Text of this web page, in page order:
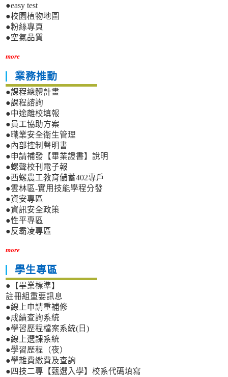
●easy test
●校園植物地圖
●粉絲專頁
●空氣品質
more
業務推動
●課程總體計畫
●課程諮詢
●中途離校填報
●員工協助方案
●職業安全衛生管理
●內部控制聲明書
●申請補發【畢業證書】說明
●螺聲校刊電子報
●西螺農工教育儲蓄402專戶
●雲林區-實用技能學程分發
●資安專區
●資訊安全政策
●性平專區
●反霸凌專區
more
學生專區
●【畢業標準】
註冊組重要訊息
●線上申請重補修
●成績查詢系統
●學習歷程檔案系統(日)
●線上選課系統
●學習歷程（夜）
●學雜費繳費及查詢
●四技二專【甄選入學】校系代碼填寫